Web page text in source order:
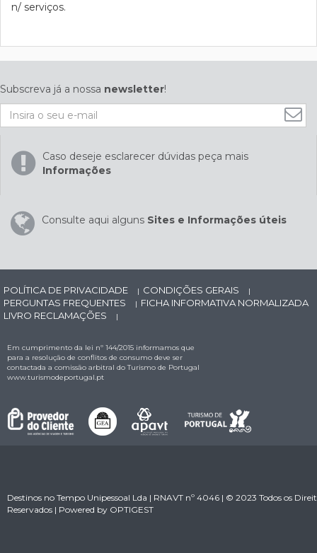
n/ serviços.
Subscreva já a nossa newsletter!
Caso deseje esclarecer dúvidas peça mais
Informações
Consulte aqui alguns Sites e Informações úteis
POLÍTICA DE PRIVACIDADE | CONDIÇÕES GERAIS |
PERGUNTAS FREQUENTES | FICHA INFORMATIVA NORMALIZADA
LIVRO RECLAMAÇÕES
|
Em cumprimento da lei nº 144/2015 informamos que
para a resolução de conflitos de consumo deve ser
contactada a comissão arbitral do Turismo de Portugal
www.turismodeportugal.pt
Destinos no Tempo Unipessoal Lda | RNAVT nº 4046 | © 2023 Todos os
Reservados | Powered by OPTIGEST